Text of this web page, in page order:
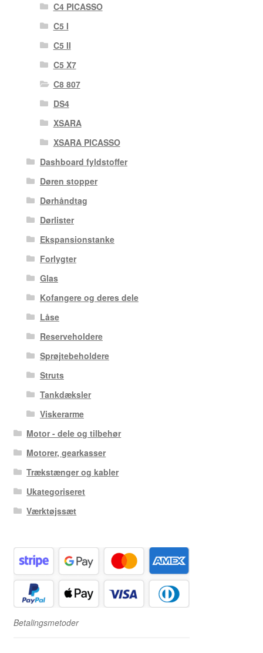
C4 PICASSO
C5 I
C5 II
C5 X7
C8 807
DS4
XSARA
XSARA PICASSO
Dashboard fyldstoffer
Døren stopper
Dørhåndtag
Dørlister
Ekspansionstanke
Forlygter
Glas
Kofangere og deres dele
Låse
Reserveholdere
Sprøjtebeholdere
Struts
Tankdæksler
Viskerarme
Motor - dele og tilbehør
Motorer, gearkasser
Trækstænger og kabler
Ukategoriseret
Værktøjssæt
Betalingsmetoder